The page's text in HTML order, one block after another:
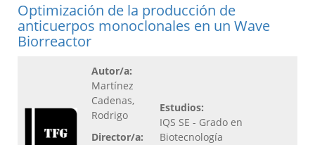
Optimización de la producción de
anticuerpos monoclonales en un Wave
Biorreactor
Autor/a:
Martínez
Cadenas,
Rodrigo
Director/a:
Estudios:
IQS SE - Grado en
Biotecnología